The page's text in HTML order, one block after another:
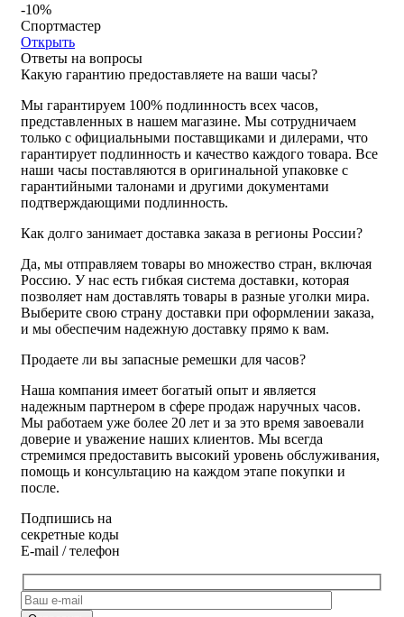
-10%
Спортмастер
Открыть
Ответы на вопросы
Какую гарантию предоставляете на ваши часы?
Мы гарантируем 100% подлинность всех часов,
представленных в нашем магазине. Мы сотрудничаем
только с официальными поставщиками и дилерами, что
гарантирует подлинность и качество каждого товара. Все
наши часы поставляются в оригинальной упаковке с
гарантийными талонами и другими документами
подтверждающими подлинность.
Как долго занимает доставка заказа в регионы России?
Да, мы отправляем товары во множество стран, включая
Россию. У нас есть гибкая система доставки, которая
позволяет нам доставлять товары в разные уголки мира.
Выберите свою страну доставки при оформлении заказа,
и мы обеспечим надежную доставку прямо к вам.
Продаете ли вы запасные ремешки для часов?
Наша компания имеет богатый опыт и является
надежным партнером в сфере продаж наручных часов.
Мы работаем уже более 20 лет и за это время завоевали
доверие и уважение наших клиентов. Мы всегда
стремимся предоставить высокий уровень обслуживания,
помощь и консультацию на каждом этапе покупки и
после.
Подпишись на
секретные коды
E-mail / телефон